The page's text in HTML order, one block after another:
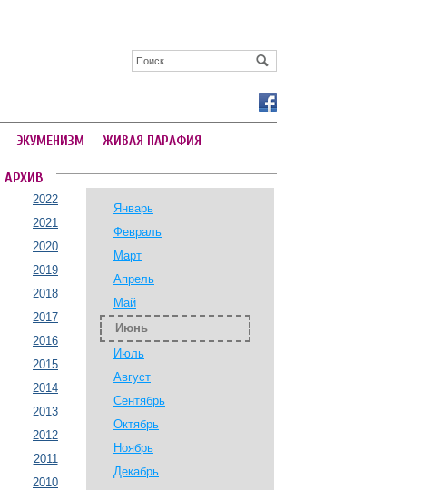
ЭКУМЕНИЗМ ЖИВАЯ ПАРАФИЯ
АРХИВ
2022
2021
2020
2019
2018
2017
2016
2015
2014
2013
2012
2011
2010
Январь
Февраль
Март
Апрель
Май
Июнь
Июль
Август
Сентябрь
Октябрь
Ноябрь
Декабрь